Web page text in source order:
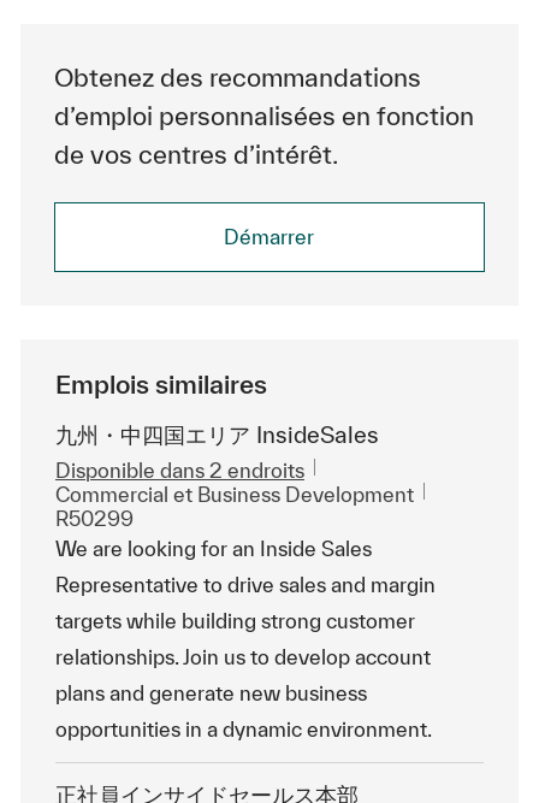
Obtenez des recommandations
d’emploi personnalisées en fonction
de vos centres d’intérêt.
Démarrer
Emplois similaires
九州・中四国エリア InsideSales
Disponible dans 2 endroits
Catégorie
Commercial et Business Development
R50299
We are looking for an Inside Sales
Representative to drive sales and margin
targets while building strong customer
relationships. Join us to develop account
plans and generate new business
opportunities in a dynamic environment.
正社員インサイドセールス本部